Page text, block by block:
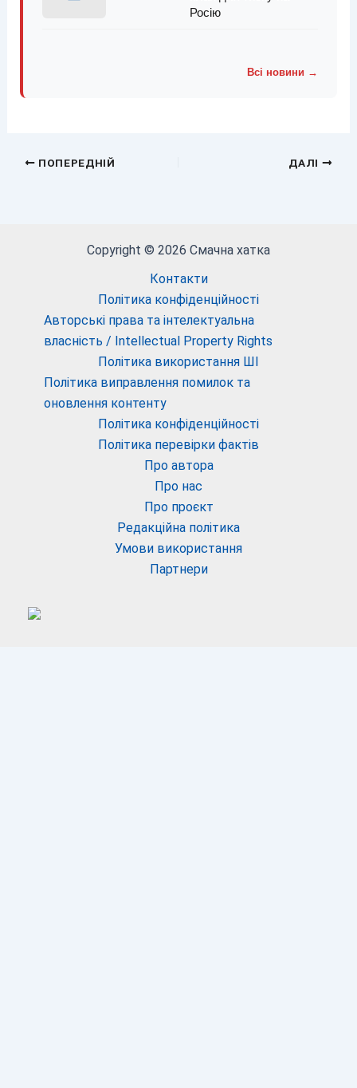
Росію
Всі новини →
ПОПЕРЕДНІЙ ДАЛІ
Copyright © 2026 Смачна хатка
Контакти
Політика конфіденційності
Авторські права та інтелектуальна
власність / Intellectual Property Rights
Політика використання ШІ
Політика виправлення помилок та
оновлення контенту
Політика конфіденційності
Політика перевірки фактів
Про автора
Про нас
Про проєкт
Редакційна політика
Умови використання
Партнери